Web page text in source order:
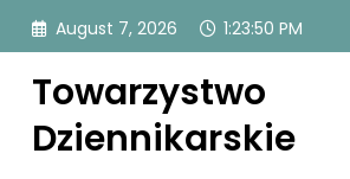
Skip
content
August 7, 2026 1:23:51 PM
Towarzystwo
Dziennikarskie